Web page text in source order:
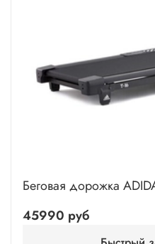
Беговая дорожка
45990 руб